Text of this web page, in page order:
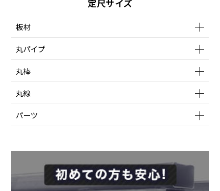
定尺サイズ
板材
丸パイプ
丸棒
丸線
パーツ